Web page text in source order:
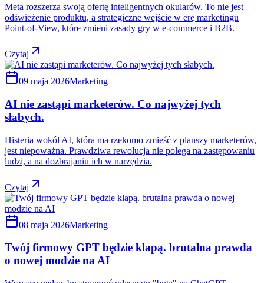
Meta rozszerza swoją ofertę inteligentnych okularów. To nie jest
odświeżenie produktu, a strategiczne wejście w erę marketingu
Point-of-View, które zmieni zasady gry w e-commerce i B2B.
Czytaj
09 maja 2026Marketing
AI nie zastąpi marketerów. Co najwyżej tych
słabych.
Histeria wokół AI, która ma rzekomo zmieść z planszy marketerów,
jest niepoważna. Prawdziwa rewolucja nie polega na zastępowaniu
ludzi, a na dozbrajaniu ich w narzędzia.
Czytaj
08 maja 2026Marketing
Twój firmowy GPT będzie klapą. brutalna prawda
o nowej modzie na AI